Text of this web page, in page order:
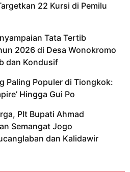
22 Kursi di Pemilu
Tata Tertib
2026 di Desa Wonokromo
dan Kondusif
Paling Populer di Tiongkok:
Hingga Gui Po
Plt Bupati Ahmad
Semangat Jogo
dan Kalidawir